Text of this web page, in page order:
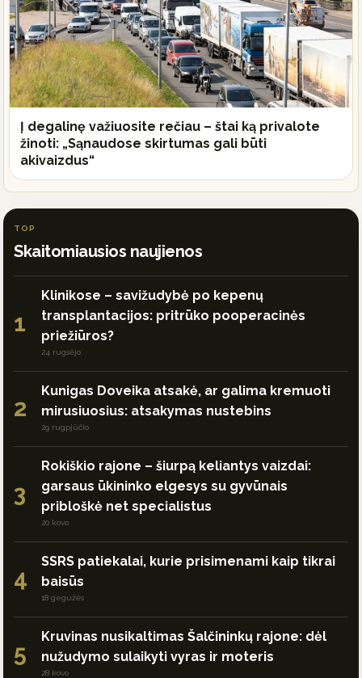
Į degalinę važiuosite rečiau – štai ką privalote
žinoti: „Sąnaudose skirtumas gali būti
akivaizdus“
TOP
Skaitomiausios naujienos
1
Klinikose – savižudybė po kepenų
transplantacijos: pritrūko pooperacinės
priežiūros?
24 rugsėjo
2
Kunigas Doveika atsakė, ar galima kremuoti
mirusiuosius: atsakymas nustebins
29 rugpjūčio
3
Rokiškio rajone – šiurpą keliantys vaizdai:
garsaus ūkininko elgesys su gyvūnais
pribloškė net specialistus
20 kovo
4
SSRS patiekalai, kurie prisimenami kaip tikrai
baisūs
18 gegužės
5
Kruvinas nusikaltimas Šalčininkų rajone: dėl
nužudymo sulaikyti vyras ir moteris
28 kovo